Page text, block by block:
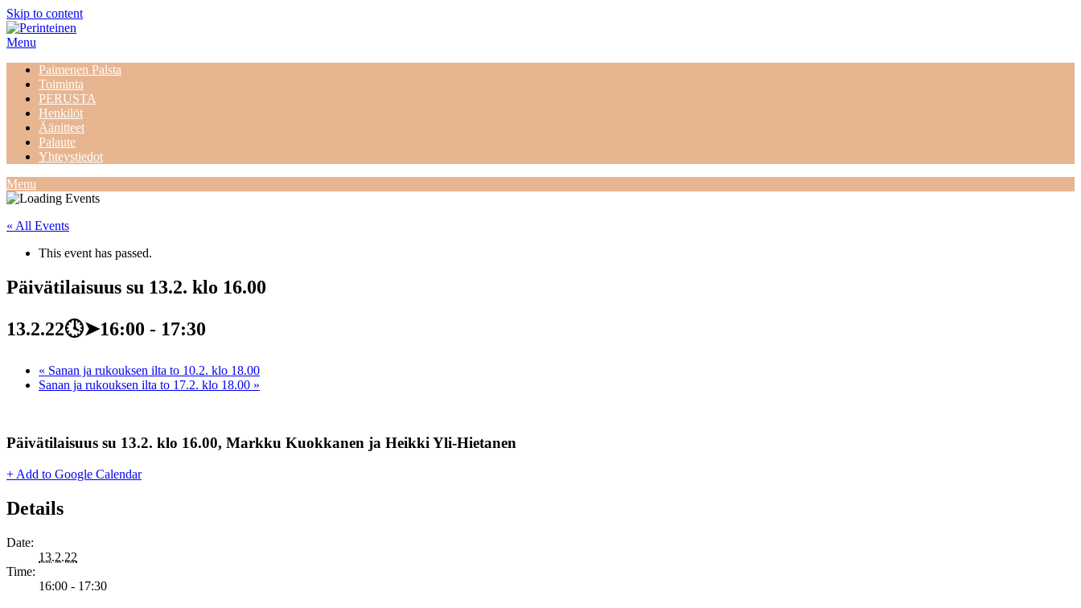
Skip to content
Menu
Paimenen Palsta
Toiminta
PERUSTA
Henkilöt
Äänitteet
Palaute
Yhteystiedot
Menu
« All Events
This event has passed.
Päivätilaisuus su 13.2. klo 16.00
13.2.22🕓➤16:00 - 17:30
« Sanan ja rukouksen ilta to 10.2. klo 18.00
Sanan ja rukouksen ilta to 17.2. klo 18.00 »
Päivätilaisuus su 13.2. klo 16.00, Markku Kuokkanen ja Heikki Yli-Hietanen
+ Add to Google Calendar
Details
Date:
13.2.22
Time:
16:00 - 17:30